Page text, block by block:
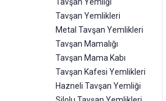
Tavşan Yemlikleri
Metal Tavşan Yemlikleri
Tavşan Mamalığı
Tavşan Mama Kabı
Tavşan Kafesi Yemlikleri
Hazneli Tavşan Yemliği